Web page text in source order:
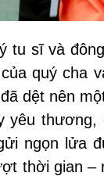
tu sĩ và
quý cha
dệt nên
yêu thương,
ngọn lửa
thời gian –